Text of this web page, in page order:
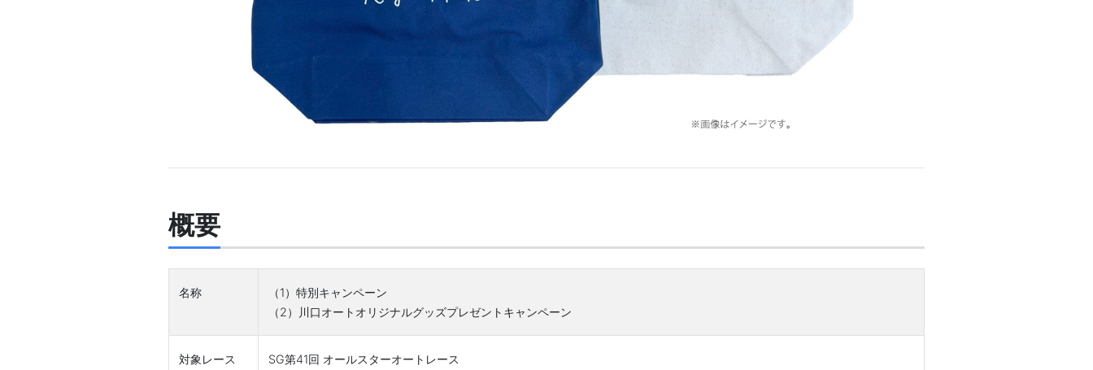
概要
名称
（1）特別キャンペーン
（2）川口オートオリジナルグッズプレゼントキャンペーン
対象レース SG第41回 オールスターオートレース